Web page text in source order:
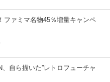
ファミマ名物45％増量キャンペ
自ら描いた”レトロフューチャ